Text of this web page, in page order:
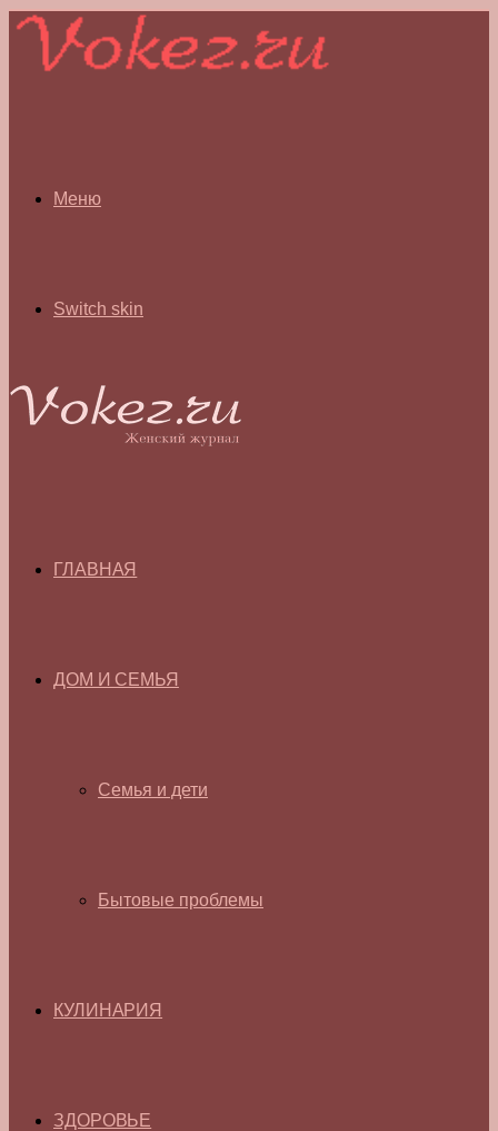
Меню
Switch skin
ГЛАВНАЯ
ДОМ И СЕМЬЯ
Семья и дети
Бытовые проблемы
КУЛИНАРИЯ
ЗДОРОВЬЕ